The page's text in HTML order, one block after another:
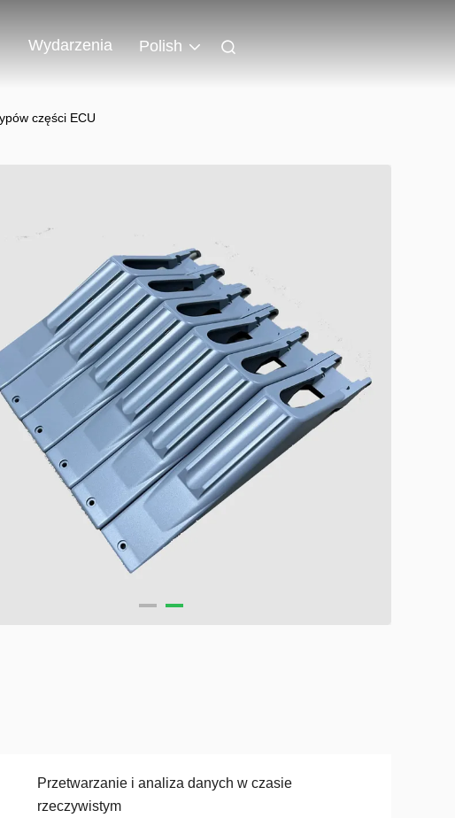
Wydarzenia Polish
części ECU
Przetwarzanie i analiza danych w czasie
rzeczywistym